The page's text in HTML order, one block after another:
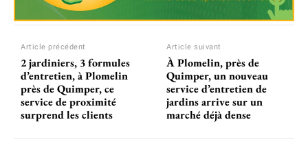
Article précédent
2 jardiniers, 3 formules
d’entretien, à Plomelin
près de Quimper, ce
service de proximité
surprend les clients
Article suivant
À Plomelin, près de
Quimper, un nouveau
service d’entretien de
jardins arrive sur un
marché déjà dense